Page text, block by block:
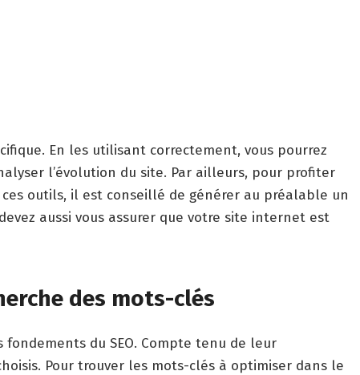
En les utilisant correctement, vous pourrez
l’évolution du site. Par ailleurs, pour profiter
outils, il est conseillé de générer au préalable un
aussi vous assurer que votre site internet est
des mots-clés
fondements du SEO. Compte tenu de leur
Pour trouver les mots-clés à optimiser dans le